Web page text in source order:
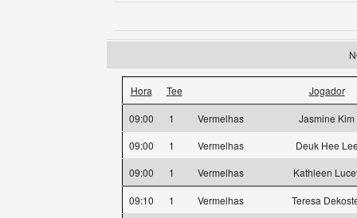
Hora Tee Jogador
09:00 1 Vermelhas
Jasmine Kim
09:00
1 Vermelhas
Deuk Hee
09:00
1 Vermelhas Kathleen
09:10 1 Vermelhas
Teresa